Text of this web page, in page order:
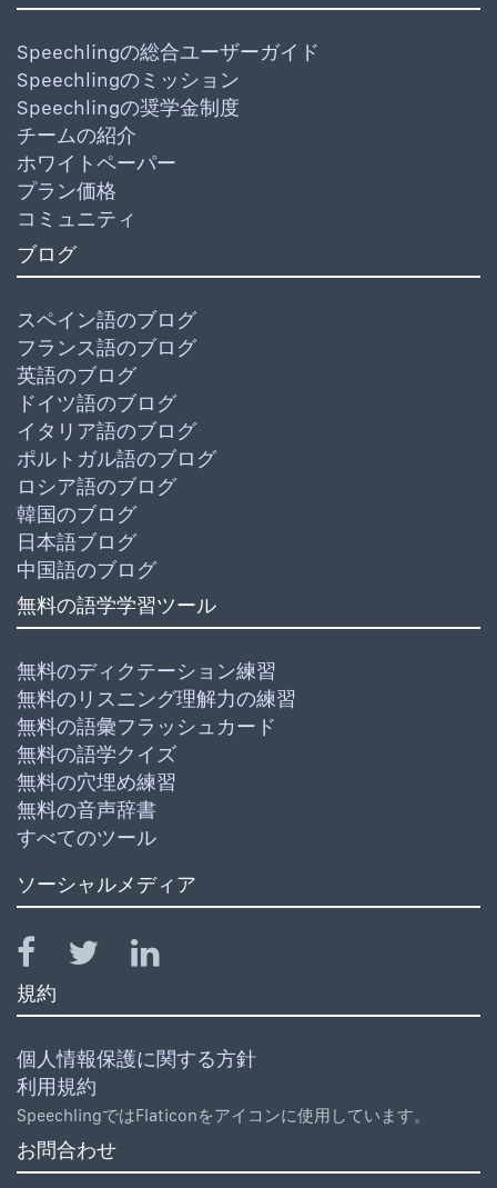
Speechlingの総合ユーザーガイド
Speechlingのミッション
Speechlingの奨学金制度
チームの紹介
ホワイトペーパー
プラン価格
コミュニティ
ブログ
スペイン語のブログ
フランス語のブログ
英語のブログ
ドイツ語のブログ
イタリア語のブログ
ポルトガル語のブログ
ロシア語のブログ
韓国のブログ
日本語ブログ
中国語のブログ
無料の語学学習ツール
無料のディクテーション練習
無料のリスニング理解力の練習
無料の語彙フラッシュカード
無料の語学クイズ
無料の穴埋め練習
無料の音声辞書
すべてのツール
ソーシャルメディア
規約
個人情報保護に関する方針
利用規約
SpeechlingではFlaticonをアイコンに使用しています。
お問合わせ